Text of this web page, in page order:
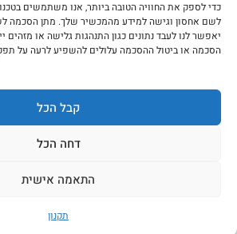
לשם אחסון וגישה למידע מהמכשיר שלך. מתן הסכמה
יאפשר לנו לעבד נתונים כגון התנהגות גלישה או מזהים
הסכמה או ביטול ההסכמה עלולים להשפיע לרעה על
קבל הכל
דחה הכל
התאמה אישית
תקנון
אווז
בשר בקר
בשר בקר עגלה משובח
בשר
הודו
חלקים
מיוחדי מסורת1
נתחי פנים
עוף
על האש
עיצוב ובניית האתר בשיתוף Kfir Dgital